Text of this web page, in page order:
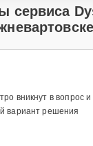
сервиса
вникнут в вопрос и
вариант решения